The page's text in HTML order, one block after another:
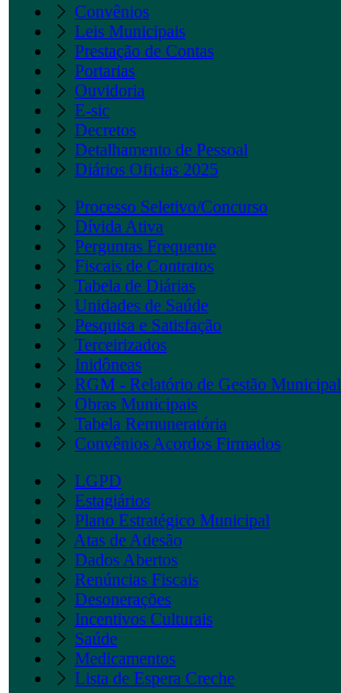
Convênios
Leis Municipais
Prestação de Contas
Portarias
Ouvidoria
E-sic
Decretos
Detalhamento de Pessoal
Diários Oficias 2025
Processo Seletivo/Concurso
Dívida Ativa
Perguntas Frequente
Fiscais de Contratos
Tabela de Diárias
Unidades de Saúde
Pesquisa e Satisfação
Terceirizados
Inidôneas
RGM - Relatório de Gestão Municipal
Obras Municipais
Tabela Remuneratória
Convênios Acordos Firmados
LGPD
Estagiários
Plano Estratégico Municipal
Atas de Adesão
Dados Abertos
Renúncias Fiscais
Desonerações
Incentivos Culturais
Saúde
Medicamentos
Lista de Espera Creche